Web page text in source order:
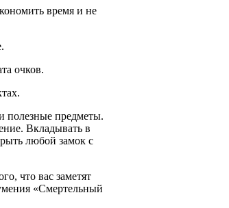
время и не
очков.
полезные предметы.
Вкладывать в
любой замок с
что вас заметят
«Смертельный